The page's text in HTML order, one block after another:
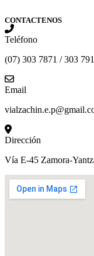
CONTACTENOS
Teléfono
(07) 303 7871 / 303
Email
Dirección
Vía E-45 Zamora-